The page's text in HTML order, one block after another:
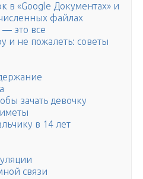
в «Google Документах» и
файлах
— это все
и не пожалеть: советы
зачать девочку
в 14 лет
связи